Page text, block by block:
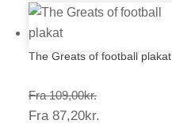
The Greats of football plakat
Fra 109,00kr.Prisinterval:
109,00kr.
Fra 87,20kr.